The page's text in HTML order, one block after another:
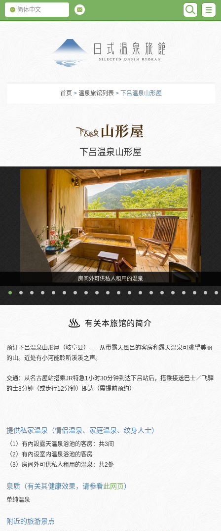
简体中文
首页 > 温泉旅馆列表 > 下吕温泉山形屋
下吕温泉山形屋
附设露天温泉的客房
有关本旅馆的简介
预订下吕温泉山形屋（岐阜县）── 从带露天風呂的客房和露天温泉可眺望美丽
的山。近处有小河能聆听溪溪之声。
交通：从名古屋站搭乘JR特急1小时30分钟到达下吕站后，搭乘接送巴士／飞驒
的士3分钟（或步行12分钟）即达（需提前预约）
提供私家温泉（情侣温泉、家庭温泉、纹身人士）
（1）有內設露天温泉浴池的客房：共3间
（2）有內设室内温泉浴池的客房
（3）房间外可供私人租用的温泉：共2处
泉质（有关其健康效果，请参看此网页）
单纯温泉
附近的旅游景点